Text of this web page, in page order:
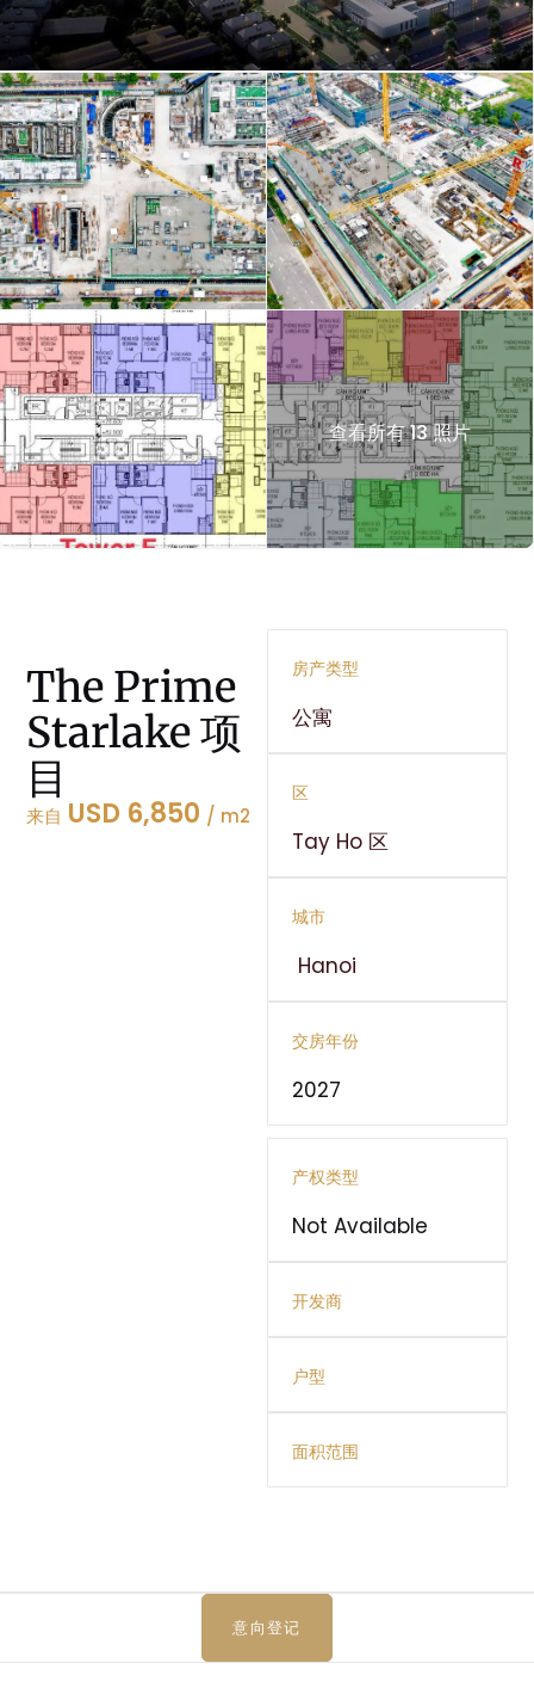
查看所有 13 照片
The Prime
Starlake 项
目
来自 USD 6,850 / m2
房产类型
公寓
区
Tay Ho 区
城市
Hanoi
交房年份
2027
产权类型
Not Available
开发商
户型
面积范围
意向登记